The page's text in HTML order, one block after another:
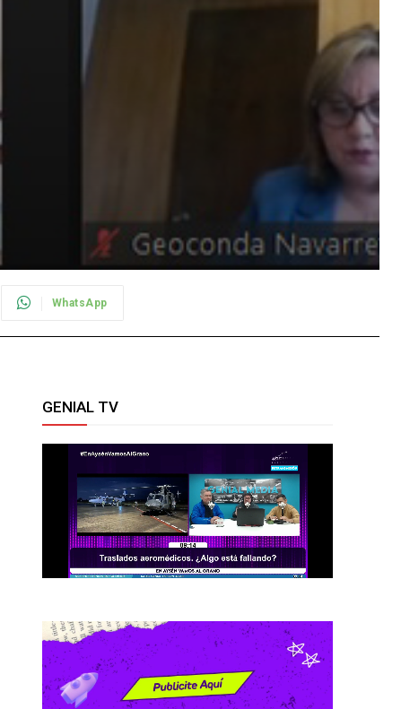
WhatsApp
GENIAL TV